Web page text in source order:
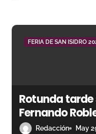
a
FERIA DE SAN ISIDRO
Rotunda
Fernando
Redacción May